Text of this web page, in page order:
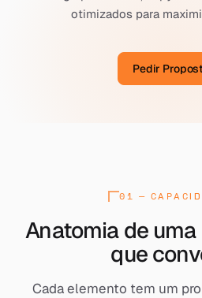
otimizados para
Pedir
[ SECTION : 01 ]
01 —
Anatomia de
que
Cada elemento tem um